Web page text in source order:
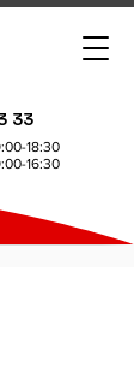
33
18:30
16:30